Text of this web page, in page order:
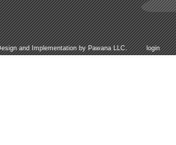
and Implementation byPawana LLC. login